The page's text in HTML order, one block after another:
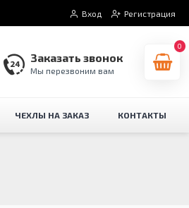
Вход Регистрация
Заказать звонок
Мы перезвоним вам
0
ЧЕХЛЫ НА ЗАКАЗ КОНТАКТЫ